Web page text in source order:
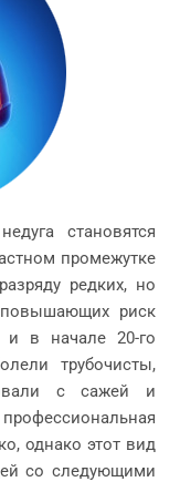
становятся
промежутке
редких, но
риск
и в начале 20-го
трубочисты,
с сажей и
однако этот вид
со следующими